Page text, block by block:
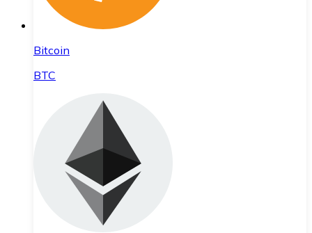
Bitcoin
BTC